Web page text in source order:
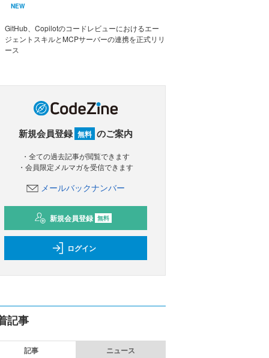
NEW
GitHub、Copilotのコードレビューにおけるエー
ジェントスキルとMCPサーバーの連携を正式リリ
ース
新規会員登録 無料 のご案内
・全ての過去記事が閲覧できます
・会員限定メルマガを受信できます
メールバックナンバー
新規会員登録 無料
ログイン
記事
記事 ニュース